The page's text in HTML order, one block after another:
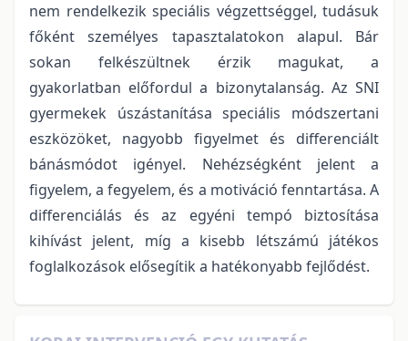
nem rendelkezik speciális végzettséggel, tudásuk
főként személyes tapasztalatokon alapul. Bár
sokan felkészültnek érzik magukat, a
gyakorlatban előfordul a bizonytalanság. Az SNI
gyermekek úszástanítása speciális módszertani
eszközöket, nagyobb figyelmet és differenciált
bánásmódot igényel. Nehézségként jelent a
figyelem, a fegyelem, és a motiváció fenntartása. A
differenciálás és az egyéni tempó biztosítása
kihívást jelent, míg a kisebb létszámú játékos
foglalkozások elősegítik a hatékonyabb fejlődést.